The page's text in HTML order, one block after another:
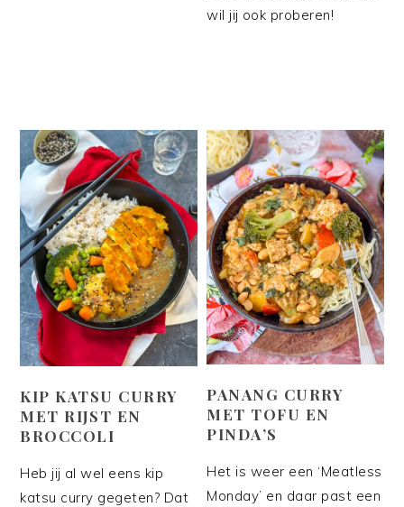
wil jij ook proberen!
KIP KATSU CURRY
MET RIJST EN
BROCCOLI
Heb jij al wel eens kip
katsu curry gegeten? Dat
PANANG CURRY
MET TOFU EN
PINDA’S
Het is weer een ‘Meatless
Monday’ en daar past een